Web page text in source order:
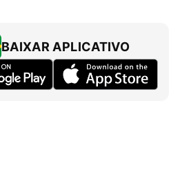
BAIXAR APLICATIVO